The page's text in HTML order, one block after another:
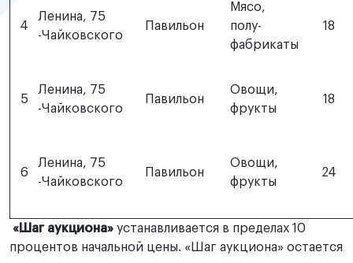
4
Ленина, 75
-Чайковского
Павильон
Мясо,
полу-
фабрикаты
18
5
Ленина, 75
-Чайковского
Павильон
Овощи,
фрукты
18
6
Ленина, 75
-Чайковского
Павильон
Овощи,
фрукты
24
«Шаг аукциона» устанавливается в пределах 10
процентов начальной цены. «Шаг аукциона» остается